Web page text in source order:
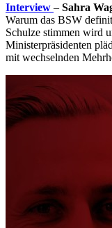
Interview – Sahra
Warum das BSW
Schulze stimmen wird
Ministerpräsidenten
mit wechselnden